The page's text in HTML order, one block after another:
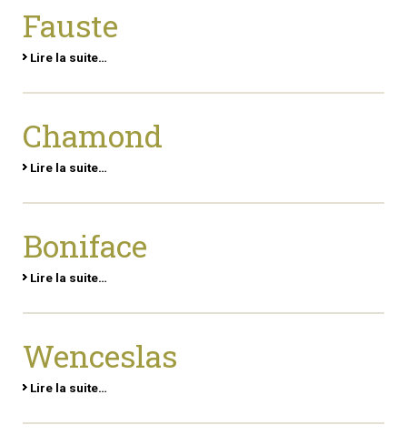
Fauste
Lire la suite…
Chamond
Lire la suite…
Boniface
Lire la suite…
Wenceslas
Lire la suite…